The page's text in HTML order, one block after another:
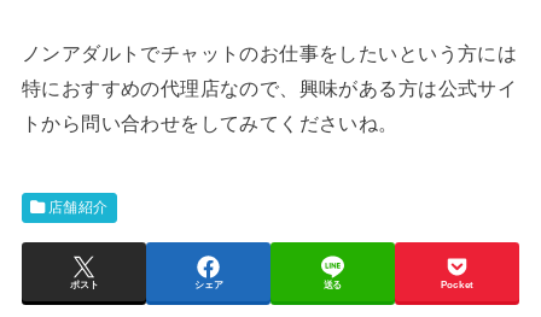
ノンアダルトでチャットのお仕事をしたいという方には
特におすすめの代理店なので、興味がある方は公式サイ
トから問い合わせをしてみてくださいね。
店舗紹介
ポスト シェア 送る Pocket